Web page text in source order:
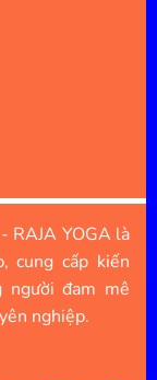
RAJA YOGA là
cung cấp kiến
người đam mê
nghiệp.